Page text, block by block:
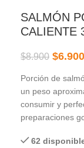
SALMÓN
CALIENTE
$8.900 $6.900
Porción de
un peso
consumir y
preparaciones
62